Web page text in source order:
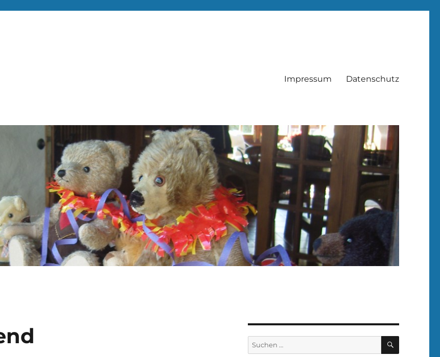
Impressum Datenschutz
Suchen
nach:
SUCHEN